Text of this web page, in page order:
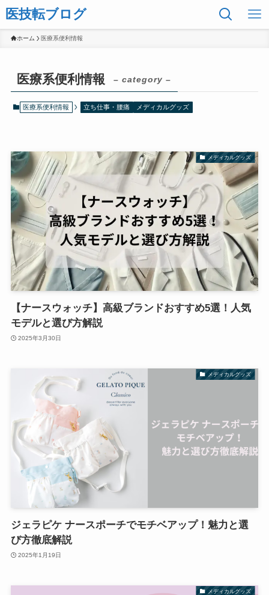
医技転ブログ
ホーム 医療系便利情報
医療系便利情報 – category –
医療系便利情報 立ち仕事・腰痛 メディカルグッズ
メディカルグッズ
【ナースウォッチ】高級ブランドおすすめ5選！人気
モデルと選び方解説
2025年3月30日
メディカルグッズ
ジェラピケ ナースポーチでモチベアップ！魅力と選
び方徹底解説
2025年1月19日
メディカルグッズ